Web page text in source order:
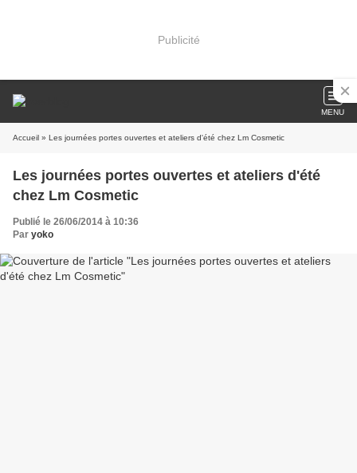
Publicité
MENU
Accueil » Les journées portes ouvertes et ateliers d'été chez Lm Cosmetic
Les journées portes ouvertes et ateliers d'été
chez Lm Cosmetic
Publié le 26/06/2014 à 10:36
Par yoko